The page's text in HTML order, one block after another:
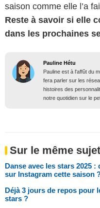
saison comme elle l’a
Reste à savoir si elle
dans les prochaines
Pauline Hétu
Pauline est à l'affût du
fera parler sur les
histoires des
notre quotidien sur le
Sur le même sujet
Danse avec les stars 2025
sur Instagram cette saison
Déjà 3 jours de repos pour
stars ?